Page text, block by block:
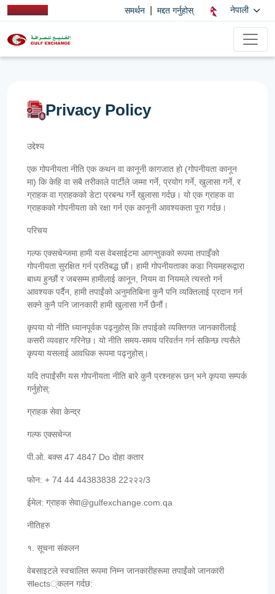
समर्थन मद्दत गर्नुहोस् नेपाली
Privacy Policy
उद्देश्य
एक गोपनीयता नीति एक कथन वा कानूनी कागजात हो (गोपनीयता कानून
मा) कि केहि वा सबै तरीकाले पार्टीले जम्मा गर्ने, प्रयोग गर्ने, खुलासा गर्ने, र
ग्राहक वा ग्राहकको डेटा प्रबन्ध गर्ने खुलासा गर्दछ। यो एक ग्राहक वा
ग्राहकको गोपनीयता को रक्षा गर्न एक कानूनी आवश्यकता पूरा गर्दछ।
परिचय
गल्फ एक्सचेन्जमा हामी यस वेबसाईटमा आगन्तुकको रूपमा तपाइँको
गोपनीयता सुरक्षित गर्न प्रतिबद्ध छौं। हामी गोपनीयताका कडा नियमहरूद्वारा
बाध्य हुन्छौं र जबसम्म हामीलाई कानून, नियम वा नियमले त्यस्तो गर्न
आवश्यक पर्दैन, हामी तपाईंको अनुमतिबिना कुनै पनि व्यक्तिलाई प्रदान गर्न
सक्ने कुनै पनि जानकारी हामी खुलासा गर्ने छैनौं।
कृपया यो नीति ध्यानपूर्वक पढ्नुहोस् कि तपाईको व्यक्तिगत जानकारीलाई
कसरी व्यवहार गरिनेछ। यो नीति समय-समय परिवर्तन गर्न सकिन्छ त्यसैले
कृपया यसलाई आवधिक रूपमा पढ्नुहोस्।
यदि तपाईंसँग यस गोपनीयता नीति बारे कुनै प्रश्नहरू छन् भने कृपया सम्पर्क
गर्नुहोस्:
ग्राहक सेवा केन्द्र
गल्फ एक्सचेन्ज
पी.ओ. बक्स 47 4847 Do दोहा कतार
फोन: + 74 44 44383838 22२२२/3
ईमेल: ग्राहक सेवा@gulfexchange.com.qa
नीतिहरु
१. सूचना संकलन
वेबसाइटले स्वचालित रूपमा निम्न जानकारीहरूमा तपाईंको जानकारी
सlects्कलन गर्दछ: